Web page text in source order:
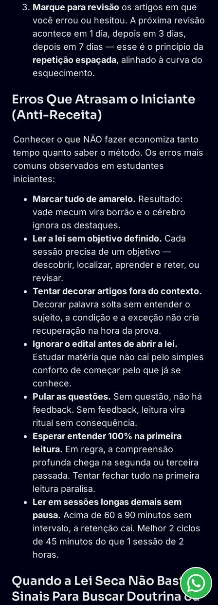
Marque para revisão os artigos em que
você errou ou hesitou. A próxima revisão
acontece em 1 dia, depois em 3 dias,
depois em 7 dias — esse é o princípio da
repetição espaçada, alinhado à curva do
esquecimento.
Erros Que Atrasam o Iniciante
(Anti-Receita)
Conhecer o que NÃO fazer economiza tanto
tempo quanto saber o método. Os erros mais
comuns observados em estudantes
iniciantes:
Marcar tudo de amarelo. Resultado:
vade mecum vira borrão e o cérebro
ignora os destaques.
Ler a lei sem objetivo definido. Cada
sessão precisa de um objetivo —
descobrir, localizar, aprender e reter, ou
revisar.
Tentar decorar artigos fora do contexto.
Decorar palavra solta sem entender o
sujeito, a condição e a exceção não cria
recuperação na hora da prova.
Ignorar o edital antes de abrir a lei.
Estudar matéria que não cai pelo simples
conforto de começar pelo que já se
conhece.
Pular as questões. Sem questão, não há
feedback. Sem feedback, leitura vira
ritual sem consequência.
Esperar entender 100% na primeira
leitura. Em regra, a compreensão
profunda chega na segunda ou terceira
passada. Tentar fechar tudo na primeira
leitura paralisa.
Ler em sessões longas demais sem
pausa. Acima de 60 a 90 minutos sem
intervalo, a retenção cai. Melhor 2 ciclos
de 45 minutos do que 1 sessão de 2
horas.
Quando a Lei Seca Não Basta:
Sinais Para Buscar Doutrina ou